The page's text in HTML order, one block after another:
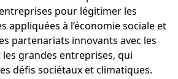
pour légitimer les
appliquées à l’économie sociale et
partenariats innovants avec les
grandes entreprises, qui
défis sociétaux et climatiques.​​